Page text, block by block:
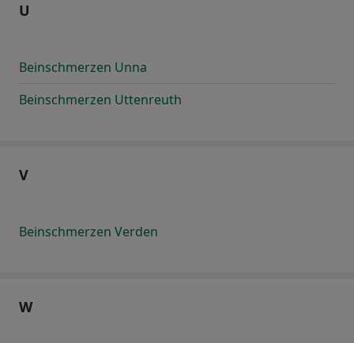
U
Beinschmerzen Unna
Beinschmerzen Uttenreuth
V
Beinschmerzen Verden
W